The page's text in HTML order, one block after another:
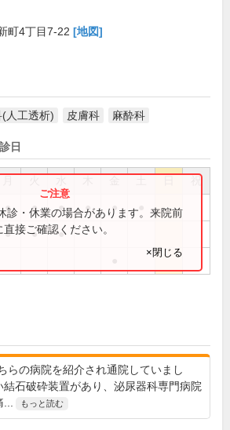
町4丁目7-22 [地図]
人工透析) 皮膚科 麻酔科
日
祝
● ● ● ● ●
● ● ●
診・休業の場合があります。来院前
接ご確認ください。
×閉じる
らの病院を紹介され通院していまし
結石破砕装置があり、泌尿器科専門病院
もっと読む